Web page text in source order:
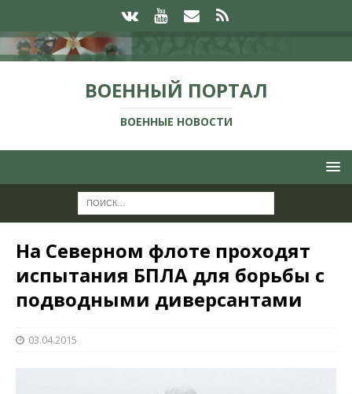
ВОЕННЫЙ ПОРТАЛ
ВОЕННЫЕ НОВОСТИ
На Северном флоте проходят
испытания БПЛА для борьбы с
подводными диверсантами
03.04.2015